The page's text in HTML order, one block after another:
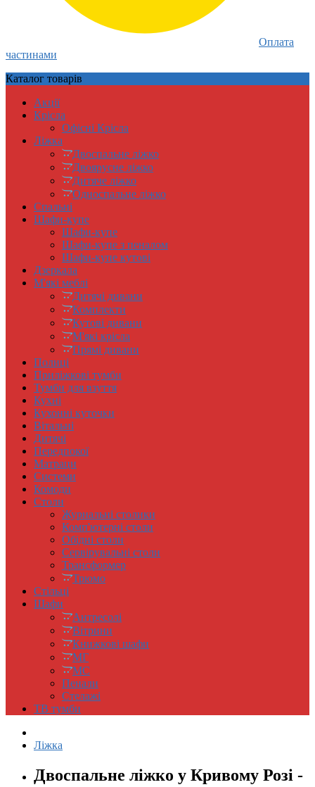
Оплата
частинами
Каталог товарів
Акції
Крісла
Офісні Крісла
Ліжка
Двоспальне ліжко
Двоярусне ліжко
Дитяче ліжко
Односпальне ліжко
Спальні
Шафи-купе
Шафи-купе
Шафи-купе з пеналом
Шафи-купе кутові
Дзеркала
М'які меблі
Дитячі дивани
Комплекти
Кутові дивани
М'які крісла
Прямі дивани
Полиці
Приліжкові тумби
Тумби для взуття
Кухні
Кухонні куточки
Вітальні
Дитячі
Передпокої
Матраци
Системи
Комоди
Столи
Журнальні столики
Комп'ютерні столи
Обідні столи
Сервірувальні столи
Трансформер
Трюмо
Стільці
Шафи
Антресолi
Вітрини
Книжковi шафи
МГ
МС
Пенали
Стелажі
ТВ тумби
Ліжка
Двоспальне ліжко у Кривому Розі -